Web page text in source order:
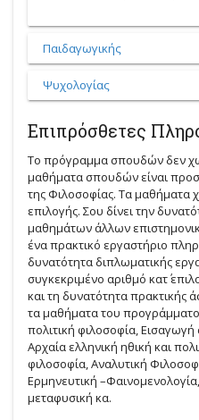
Παιδαγωγικής
Ψυχολογίας
Επιπρόσθετες
Το πρόγραμμα σπουδών δεν
μαθήματα σπουδών είναι
της Φιλοσοφίας. Τα μαθήματα
επιλογής. Σου δίνει την
μαθημάτων άλλων
ένα πρακτικό εργαστήριο
δυνατότητα διπλωματικής
συγκεκριμένο αριθμό κατ΄
και τη δυνατότητα πρακτικής
τα μαθήματα του
πολιτική φιλοσοφία,
Αρχαία ελληνική ηθική και
φιλοσοφία, Αναλυτική
Ερμηνευτική
μεταφυσική κα.